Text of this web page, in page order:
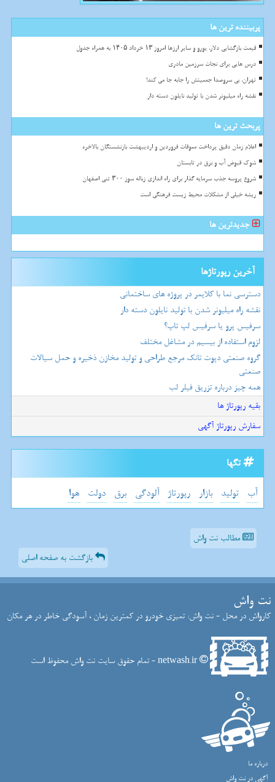
پربیننده ترین ها
قیمت بازگشایی دلار، یورو و سایر ارزها امروز ۱۳ خرداد ۱۴۰۵ به همراه جدول
درس هایی برای نجات سرزمین مادری
تهران، بی سروصدا جمعیتش را جابه جا می کند!
نقشه راه میلیونر شدن با تولید نایلون دسته دار
پربحث ترین ها
اعلام زمان دقیق پرداخت معوقات فروردین و اردیبهشت بازنشستگان بالاخره
شوک قبوض آب و برق در تابستان
شروع پروسه جذب سرمایه گذار برای راه اندازی زباله سوز ۳۰۰ تنی اصفهان
ریشه خیلی از مشکلات محیط زیست فرهنگی است
جدیدترین ها
آخرین رپورتاژها
دسترسی نما با کلایمر در پروژه های ساختمانی
نقشه راه میلیونر شدن با تولید نایلون دسته دار
سرفیس پرو یا سرفیس لپ تاپ؟
لزوم استفاده از بیسیم در مشاغل مختلف
گروه صنعتی دپوت تانک مرجع طراحی و تولید مخازن ذخیره و حمل سیالات
صنعتی
همه چیز درباره تزریق فیلر لب
بقیه رپورتاژ ها
سفارش رپورتاژ آگهی
تگها
آب تولید بازار رپورتاژ آلودگی برق دولت هوا
مطالب نت واش
بازگشت به صفحه اصلی
نت واش
کارواش در محل - نت واش: تمیزی خودرو در کمترین زمان ، آسودگی خاطر در هر مکان
netwash.ir - تمام حقوق سایت نت واش محفوظ است
درباره ما
آگهی در نت واش